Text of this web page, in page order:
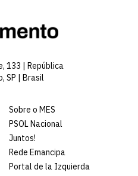
133 | República
SP | Brasil
Sobre o MES
PSOL Nacional
Juntos!
Rede Emancipa
Portal de la Izquierda